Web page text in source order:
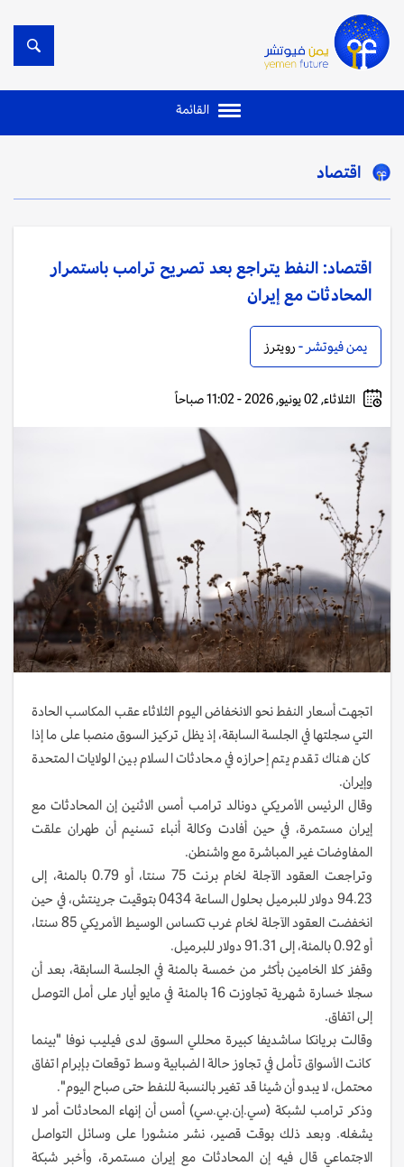
القائمة
اقتصاد
اقتصاد: النفط يتراجع بعد تصريح ترامب باستمرار
المحادثات مع إيران
يمن فيوتشر - رويترز
الثلاثاء, 02 يونيو, 2026 - 11:02 صباحاً
اتجهت أسعار النفط نحو الانخفاض اليوم الثلاثاء عقب المكاسب الحادة
التي سجلتها في الجلسة السابقة، إذ يظل تركيز السوق منصبا على ما إذا
كان هناك تقدم يتم إحرازه في محادثات السلام بين الولايات المتحدة
وإيران.
وقال الرئيس الأمريكي دونالد ترامب أمس الاثنين ‌إن المحادثات مع
إيران مستمرة، في حين أفادت وكالة أنباء تسنيم أن طهران علقت
المفاوضات غير المباشرة مع واشنطن.
وتراجعت العقود الآجلة لخام برنت 75 سنتا، أو 0.79 بالمئة، إلى
94.23 دولار للبرميل بحلول الساعة 0434 بتوقيت جرينتش، في حين
انخفضت العقود الآجلة لخام غرب تكساس الوسيط الأمريكي 85 سنتا،
أو 0.92 بالمئة، إلى 91.31 دولار للبرميل.
وقفز كلا الخامين بأكثر من خمسة بالمئة في الجلسة السابقة، بعد أن
سجلا خسارة شهرية تجاوزت 16 بالمئة في مايو أيار على أمل ⁠التوصل
إلى اتفاق.
وقالت بريانكا ساشديفا كبيرة محللي السوق لدى فيليب نوفا "بينما
كانت الأسواق تأمل في تجاوز حالة الضبابية وسط توقعات بإبرام اتفاق
محتمل، لا يبدو أن شيئا قد تغير بالنسبة للنفط حتى صباح اليوم".
وذكر ترامب لشبكة (سي.إن.بي.سي) أمس أن إنهاء المحادثات أمر لا
يشغله. وبعد ذلك بوقت قصير، نشر منشورا على وسائل التواصل
الاجتماعي قال فيه إن المحادثات مع إيران مستمرة، وأخبر شبكة